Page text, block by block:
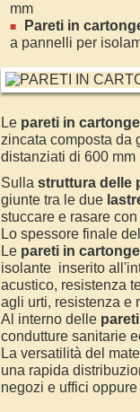
mm
Pareti in
a pannelli per
Le pareti in
zincata composta da
distanziati di 600 mm
Sulla struttura delle
giunte tra le due
stuccare e rasare
Lo spessore finale
Le pareti in
isolante inserito
acustico, resistenza
agli urti, resistenza e
Al interno delle
condutture sanitarie
La versatilità del
una rapida
negozi e uffici